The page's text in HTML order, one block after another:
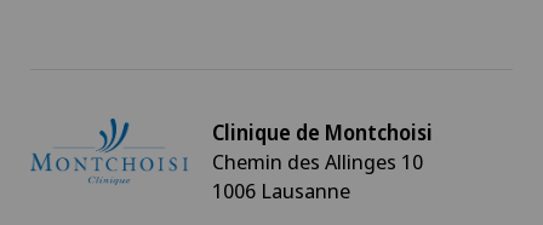
Clinique de Montchoisi
Chemin des Allinges 10
1006 Lausanne